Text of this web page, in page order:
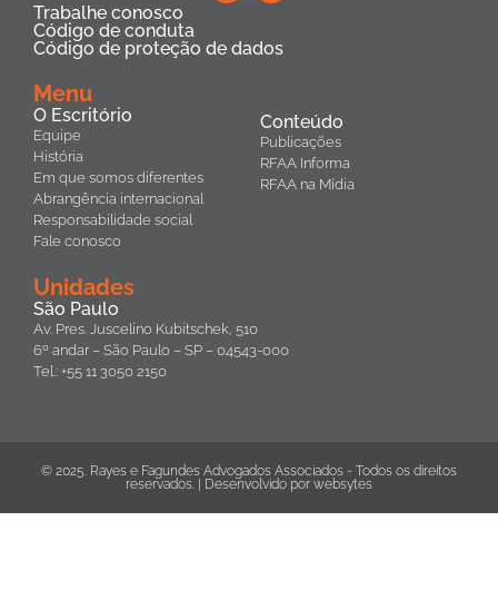
Trabalhe conosco
Código de conduta
Código de proteção de dados
Menu
O Escritório
Equipe
História
Em que somos diferentes
Abrangência internacional
Responsabilidade social
Fale conosco
Conteúdo
Publicações
RFAA Informa
RFAA na Mídia
Unidades
São Paulo
Av. Pres. Juscelino Kubitschek, 510
6º andar – São Paulo – SP – 04543-000
Tel.: +55 11 3050 2150
© 2025. Rayes e Fagundes Advogados Associados - Todos os direitos
reservados. | Desenvolvido por websytes